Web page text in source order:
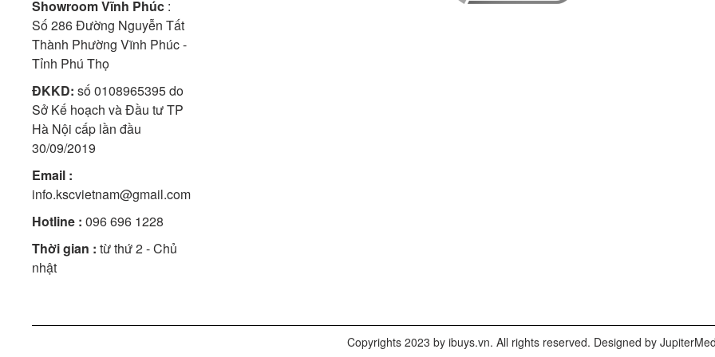
Showroom Vĩnh Phúc :
Số 286 Đường Nguyễn Tất
Thành Phường Vĩnh Phúc -
Tỉnh Phú Thọ
ĐKKD: số 0108965395 do
Sở Kế hoạch và Đầu tư TP
Hà Nội cấp lần đầu
30/09/2019
Email :
info.kscvietnam@gmail.com
Hotline : 096 696 1228
Thời gian : từ thứ 2 - Chủ
nhật
Copyrights 2023 by ibuys.vn. All rights reserved. Designed by